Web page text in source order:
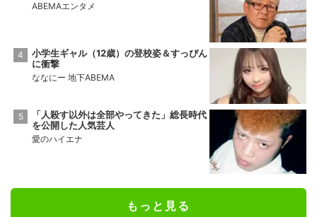
ABEMAエンタメ
小学生ギャル（12歳）の登校姿＆すっぴん
に衝撃
ななにー 地下ABEMA
「人殺す以外は全部やってきた」総長時代
を公開した人気芸人
愛のハイエナ
もっと見る